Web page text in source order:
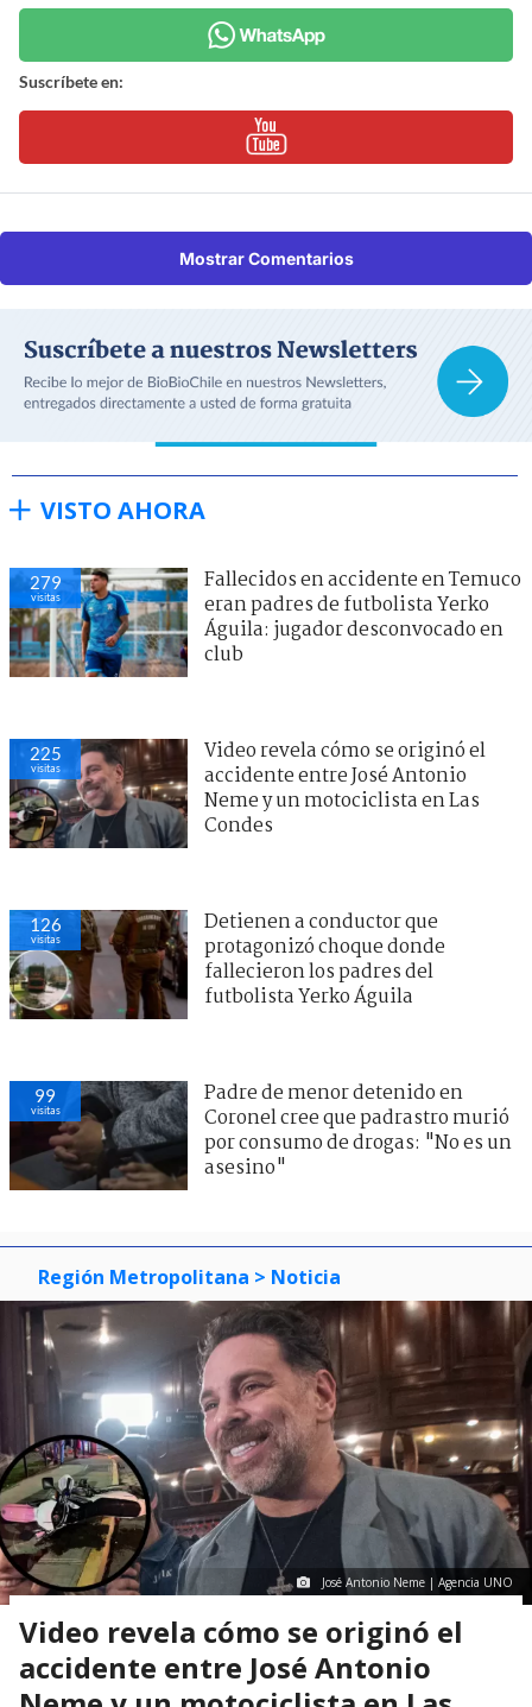
Suscríbete en:
Mostrar Comentarios
VISTO AHORA
279
visitas
Fallecidos en accidente en Temuco
eran padres de futbolista Yerko
Águila: jugador desconvocado en
club
225
visitas
Video revela cómo se originó el
accidente entre José Antonio
Neme y un motociclista en Las
Condes
126
visitas
Detienen a conductor que
protagonizó choque donde
fallecieron los padres del
futbolista Yerko Águila
99
visitas
Padre de menor detenido en
Coronel cree que padrastro murió
por consumo de drogas: "No es un
asesino"
Región Metropolitana > Noticia
José Antonio Neme | Agencia UNO
Video revela cómo se originó el
accidente entre José Antonio